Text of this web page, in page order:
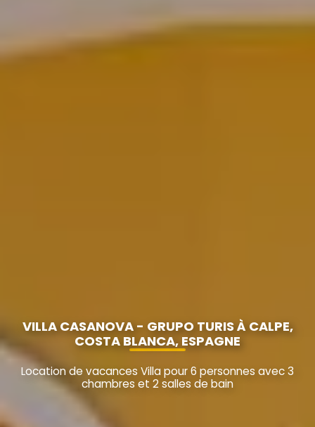
VILLA CASANOVA - GRUPO TURIS À CALPE,
COSTA BLANCA, ESPAGNE
Location de vacances Villa pour 6 personnes avec 3
chambres et 2 salles de bain